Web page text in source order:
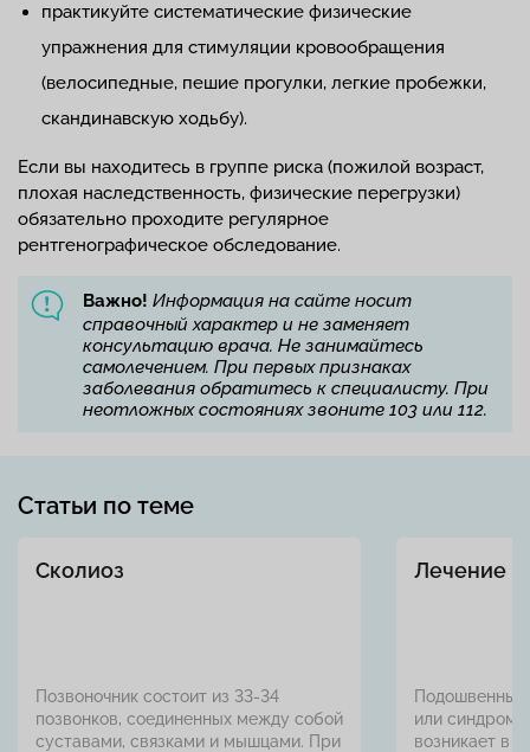
практикуйте систематические физические
упражнения для стимуляции кровообращения
(велосипедные, пешие прогулки, легкие пробежки,
скандинавскую ходьбу).
Если вы находитесь в группе риска (пожилой возраст,
плохая наследственность, физические перегрузки)
обязательно проходите регулярное
рентгенографическое обследование.
Важно! Информация на сайте носит
справочный характер и не заменяет
консультацию врача. Не занимайтесь
самолечением. При первых признаках
заболевания обратитесь к специалисту. При
неотложных состояниях звоните 103 или 112.
Статьи по теме
Сколиоз
Позвоночник состоит из 33-34
позвонков, соединенных между собой
суставами, связками и мышцами. При
Лечение
Подошвенный
или синдром
возникает в